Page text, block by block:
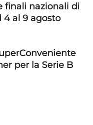
finali nazionali di
4 al 9 agosto
per la Serie B